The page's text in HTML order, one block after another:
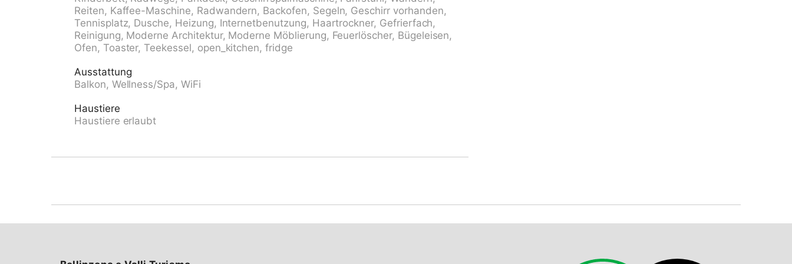
m, Luftseilbahn 3.9 km, Kinderspielplatz 400 m. Nahe gelegene Sehenswürdigkeiten:
Falconeria Locarno, Swissminiatur, Melide, Outlet Foxtown, Mendrisio, Madonna del
Sasso, Orselina, Madonna del Sasso / Cardada, Castelli di Bellinzona. Bekannte
Skigebiete sind gut erreichbar: Bosco Gurin. Bekannte Seen in der Umgebung sind gut
erreichbar: Lago Maggiore, Lago di Lugano, Lago di Orta (IT). Wandergebiete: Valle
Verzasca, Valle Maggia, Valle Onsernone, Centovalli. Bitte beachten: Das Foto ist nur ein
Wohnungsbeispiel. Weitere Unterkünfte sind buchbar. Ferienwohnung Ref. CH6600.60
Reiten, Kaffee-Maschine, Radwandern, Backofen, Segeln, Geschirr vorhanden,
Tennisplatz, Dusche, Heizung, Internetbenutzung, Haartrockner, Gefrierfach,
Reinigung, Moderne Architektur, Moderne Möblierung, Feuerlöscher, Bügeleisen,
Ofen, Toaster, Teekessel, open_kitchen, fridge
Ausstattung
Balkon, Wellness/Spa, WiFi
Haustiere
Haustiere erlaubt